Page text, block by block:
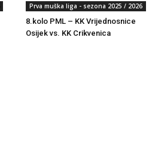
Prva muška liga - sezona 2025 / 2026
8.kolo PML – KK Vrijednosnice
Osijek vs. KK Crikvenica